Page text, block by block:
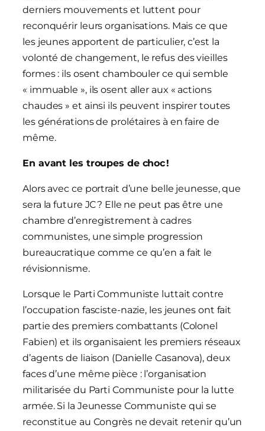
derniers mouvements et luttent pour
reconquérir leurs organisations. Mais ce que
les jeunes apportent de particulier, c’est la
volonté de changement, le refus des vieilles
formes : ils osent chambouler ce qui semble
« immuable », ils osent aller aux « actions
chaudes » et ainsi ils peuvent inspirer toutes
les générations de prolétaires à en faire de
même.
En avant les troupes de choc !
Alors avec ce portrait d’une belle jeunesse, que
sera la future JC ? Elle ne peut pas être une
chambre d’enregistrement à cadres
communistes, une simple progression
bureaucratique comme ce qu’en a fait le
révisionnisme.
Lorsque le Parti Communiste luttait contre
l’occupation fasciste-nazie, les jeunes ont fait
partie des premiers combattants (Colonel
Fabien) et ils organisaient les premiers réseaux
d’agents de liaison (Danielle Casanova), deux
faces d’une même pièce : l’organisation
militarisée du Parti Communiste pour la lutte
armée. Si la Jeunesse Communiste qui se
reconstitue au Congrès ne devait retenir qu’un